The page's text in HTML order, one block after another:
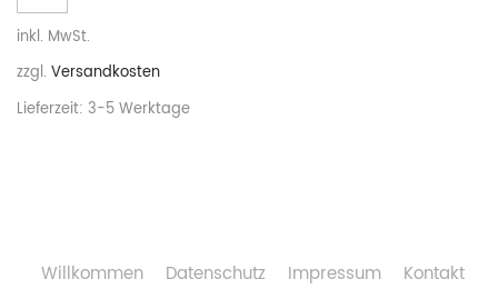
inkl. MwSt.
zzgl. Versandkosten
Lieferzeit: 3-5 Werktage
Willkommen Datenschutz Impressum
Kontakt